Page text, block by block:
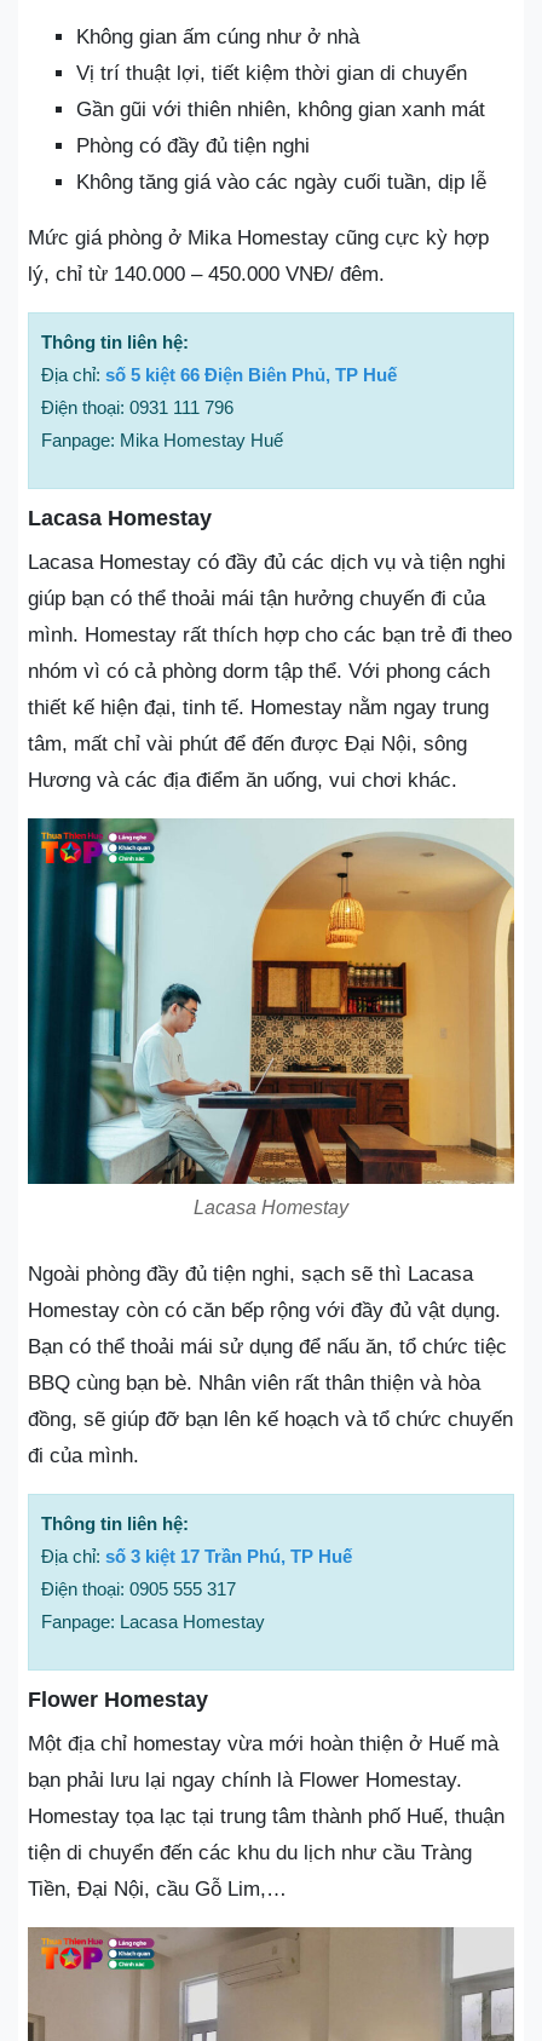
Không gian ấm cúng như ở nhà
Vị trí thuật lợi, tiết kiệm thời gian di chuyển
Gần gũi với thiên nhiên, không gian xanh mát
Phòng có đầy đủ tiện nghi
Không tăng giá vào các ngày cuối tuần, dịp lễ
Mức giá phòng ở Mika Homestay cũng cực kỳ hợp
lý, chỉ từ 140.000 – 450.000 VNĐ/ đêm.
Thông tin liên hệ:
Địa chỉ: số 5 kiệt 66 Điện Biên Phủ, TP Huế
Điện thoại: 0931 111 796
Fanpage: Mika Homestay Huế
Lacasa Homestay
Lacasa Homestay có đầy đủ các dịch vụ và tiện nghi
giúp bạn có thể thoải mái tận hưởng chuyến đi của
mình. Homestay rất thích hợp cho các bạn trẻ đi theo
nhóm vì có cả phòng dorm tập thể. Với phong cách
thiết kế hiện đại, tinh tế. Homestay nằm ngay trung
tâm, mất chỉ vài phút để đến được Đại Nội, sông
Hương và các địa điểm ăn uống, vui chơi khác.
Lacasa Homestay
Ngoài phòng đầy đủ tiện nghi, sạch sẽ thì Lacasa
Homestay còn có căn bếp rộng với đầy đủ vật dụng.
Bạn có thể thoải mái sử dụng để nấu ăn, tổ chức tiệc
BBQ cùng bạn bè. Nhân viên rất thân thiện và hòa
đồng, sẽ giúp đỡ bạn lên kế hoạch và tổ chức chuyến
đi của mình.
Thông tin liên hệ:
Địa chỉ: số 3 kiệt 17 Trần Phú, TP Huế
Điện thoại: 0905 555 317
Fanpage: Lacasa Homestay
Flower Homestay
Một địa chỉ homestay vừa mới hoàn thiện ở Huế mà
bạn phải lưu lại ngay chính là Flower Homestay.
Homestay tọa lạc tại trung tâm thành phố Huế, thuận
tiện di chuyển đến các khu du lịch như cầu Tràng
Tiền, Đại Nội, cầu Gỗ Lim,…